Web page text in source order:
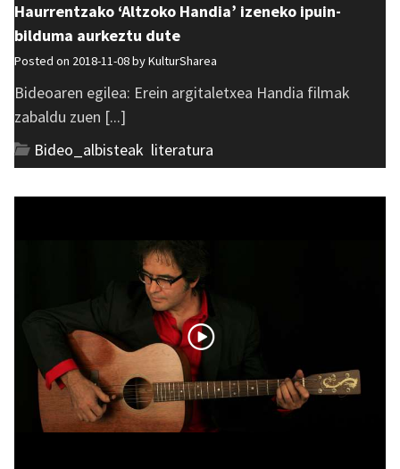
Haurrentzako ‘Altzoko Handia’ izeneko ipuin-
bilduma aurkeztu dute
Posted on 2018-11-08 byKulturSharea
Bideoaren egilea: Erein argitaletxea Handia filmak
zabaldu zuen [...]
Bideo_albisteak literatura